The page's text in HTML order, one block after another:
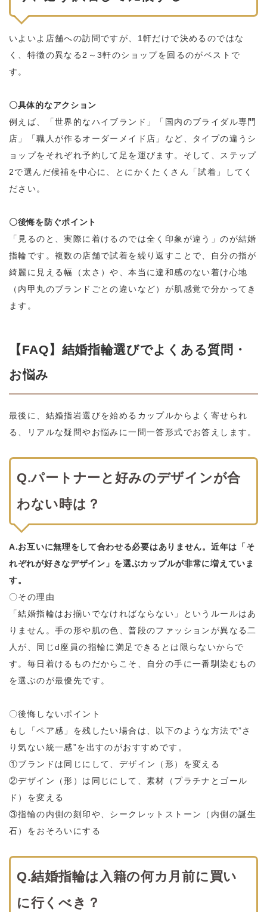
いよいよ店舗への訪問ですが、1軒だけで決めるのではな
く、特徴の異なる2～3軒のショップを回るのがベストで
す。
〇具体的なアクション
例えば、「世界的なハイブランド」「国内のブライダル専門
店」「職人が作るオーダーメイド店」など、タイプの違うシ
ョップをそれぞれ予約して足を運びます。そして、ステップ
2で選んだ候補を中心に、とにかくたくさん「試着」してく
ださい。
〇後悔を防ぐポイント
「見るのと、実際に着けるのでは全く印象が違う」のが結婚
指輪です。複数の店舗で試着を繰り返すことで、自分の指が
綺麗に見える幅（太さ）や、本当に違和感のない着け心地
（内甲丸のブランドごとの違いなど）が肌感覚で分かってき
ます。
【FAQ】結婚指輪選びでよくある質問・
お悩み
最後に、結婚指岩選びを始めるカップルからよく寄せられ
る、リアルな疑問やお悩みに一問一答形式でお答えします。
Q.パートナーと好みのデザインが合
わない時は？
A.お互いに無理をして合わせる必要はありません。近年は「そ
れぞれが好きなデザイン」を選ぶカップルが非常に増えていま
す。
〇その理由
「結婚指輪はお揃いでなければならない」というルールはあ
りません。手の形や肌の色、普段のファッションが異なる二
人が、同じd座員の指輪に満足できるとは限らないからで
す。毎日着けるものだからこそ、自分の手に一番馴染むもの
を選ぶのが最優先です。
〇後悔しないポイント
もし「ペア感」を残したい場合は、以下のような方法で”さ
り気ない統一感”を出すのがおすすめです。
①ブランドは同じにして、デザイン（形）を変える
②デザイン（形）は同じにして、素材（プラチナとゴール
ド）を変える
③指輪の内側の刻印や、シークレットストーン（内側の誕生
石）をおそろいにする
Q.結婚指輪は入籍の何カ月前に買い
に行くべき？